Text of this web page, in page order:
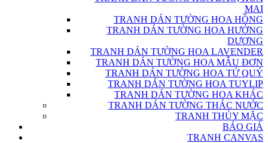
MAI
TRANH DÁN TƯỜNG HOA HỒNG
TRANH DÁN TƯỜNG HOA HƯỚNG
DƯƠNG
TRANH DÁN TƯỜNG HOA LAVENDER
TRANH DÁN TƯỜNG HOA MẪU ĐƠN
TRANH DÁN TƯỜNG HOA TỨ QUÝ
TRANH DÁN TƯỜNG HOA TUYLIP
TRANH DÁN TƯỜNG HOA KHÁC
TRANH DÁN TƯỜNG THÁC NƯỚC
TRANH THỦY MẶC
BÁO GIÁ
TRANH CANVAS